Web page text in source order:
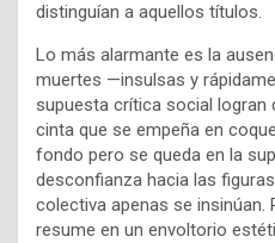
distinguían a aquellos títulos.
Lo más alarmante es la
muertes —insulsas y
supuesta crítica social logran
cinta que se empeña en
fondo pero se queda en la
desconfianza hacia las
colectiva apenas se insinúan.
resume en un envoltorio